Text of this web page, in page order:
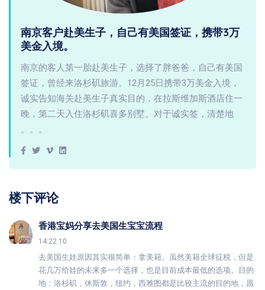
南京客户赴美生子，自己有美国签证，携带3万
美金入境。
南京的客人第一胎赴美生子，选择了胖爸爸，自己有美国
签证，曾经来洛杉矶旅游。12月25日携带3万美金入境，
诚实告知海关赴美生子真实目的，在拉斯维加斯酒店住一
晚，第二天入住洛杉矶喜多别墅。对于诚实签，清楚地
。。。
楼下评论
香港宝妈分享去美国生宝宝流程
14:22:10
去美国生娃原因其实很简单：拿美籍。虽然美籍全球征税，但是
花几万给娃的未来多一个选择，也是目前成本最低的选项。目的
地：洛杉矶，休斯敦，纽约，西雅图都是比较主流的目的地，愿